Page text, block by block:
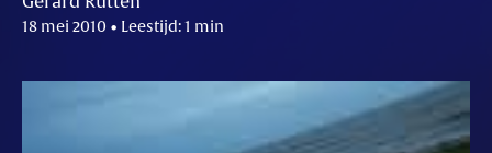
18 mei 2010 • Leestijd: 1 min